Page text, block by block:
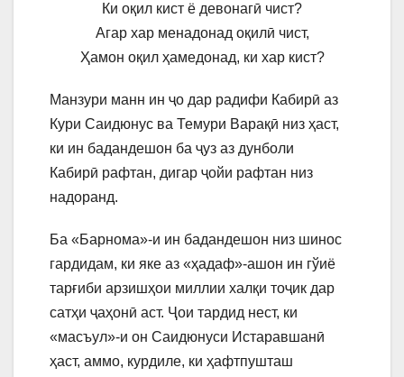
Ки оқил кист ё девонагӣ чист?
Агар хар менадонад оқилӣ чист,
Ҳамон оқил ҳамедонад, ки хар кист?
Манзури манн ин ҷо дар радифи Кабирӣ аз
Кури Саидюнус ва Темури Варақӣ низ ҳаст,
ки ин бадандешон ба ҷуз аз дунболи
Кабирӣ рафтан, дигар ҷойи рафтан низ
надоранд.
Ба «Барнома»-и ин бадандешон низ шинос
гардидам, ки яке аз «ҳадаф»-ашон ин гўиё
тарғиби арзишҳои миллии халқи тоҷик дар
сатҳи ҷаҳонӣ аст. Ҷои тардид нест, ки
«масъул»-и он Саидюнуси Истаравшанӣ
ҳаст, аммо, курдиле, ки ҳафтпушташ